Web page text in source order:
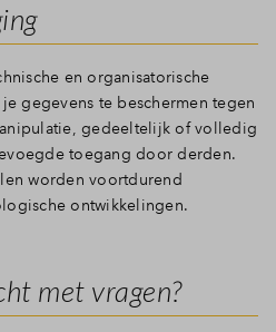
en organisatorische
gegevens te beschermen tegen
gedeeltelijk of volledig
toegang door derden.
worden voortdurend
ontwikkelingen.
met vragen?